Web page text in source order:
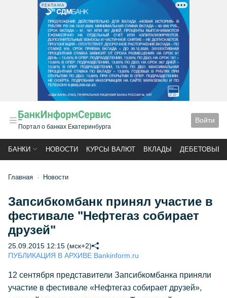
РЕКЛАМА
Портал о банках Екатеринбурга
Войти
БАНКИ НОВОСТИ КУРСЫ ВАЛЮТ ВКЛАДЫ ДЕБЕТОВЫЕ
Главная Новости
Запсибкомбанк принял участие в
фестивале "Нефтегаз собирает
друзей"
25.09.2015 12:15 (мск+2)
ПУБЛИКАЦИЯ В АРХИВЕ Bankinform.ru
12 сентября представители Запсибкомбанка приняли
участие в фестивале «Нефтегаз собирает друзей»,